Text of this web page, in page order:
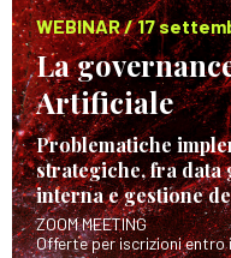
WEBINAR / 17
La
Artificiale
Problematiche
strategiche, fra data
interna e gestione
ZOOM MEETING
Offerte per iscrizioni entro